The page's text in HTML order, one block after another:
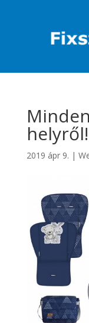
helyről!
2019 ápr 9. |